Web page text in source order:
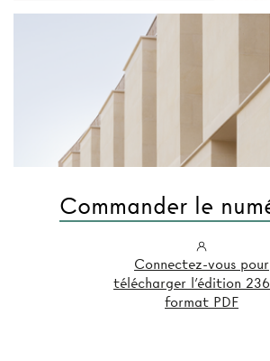
Commander le
Connectez-vous pour
télécharger l'édition
format PDF